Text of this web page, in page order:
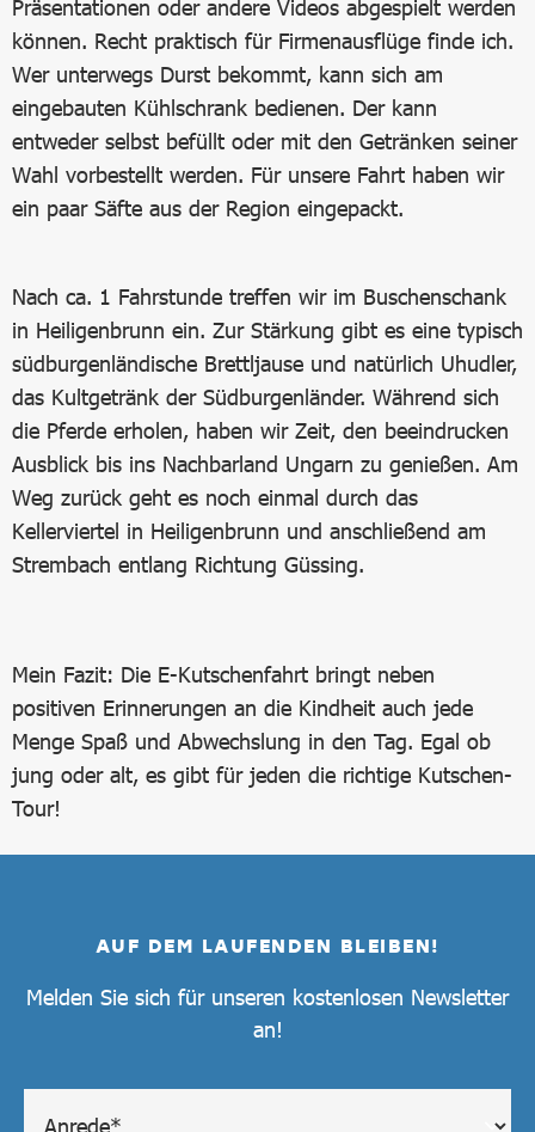
Präsentationen oder andere Videos abgespielt werden
können. Recht praktisch für Firmenausflüge finde ich.
Wer unterwegs Durst bekommt, kann sich am
eingebauten Kühlschrank bedienen. Der kann
entweder selbst befüllt oder mit den Getränken seiner
Wahl vorbestellt werden. Für unsere Fahrt haben wir
ein paar Säfte aus der Region eingepackt.
Nach ca. 1 Fahrstunde treffen wir im Buschenschank
in Heiligenbrunn ein. Zur Stärkung gibt es eine typisch
südburgenländische Brettljause und natürlich Uhudler,
das Kultgetränk der Südburgenländer. Während sich
die Pferde erholen, haben wir Zeit, den beeindrucken
Ausblick bis ins Nachbarland Ungarn zu genießen. Am
Weg zurück geht es noch einmal durch das
Kellerviertel in Heiligenbrunn und anschließend am
Strembach entlang Richtung Güssing.
Mein Fazit: Die E-Kutschenfahrt bringt neben
positiven Erinnerungen an die Kindheit auch jede
Menge Spaß und Abwechslung in den Tag. Egal ob
jung oder alt, es gibt für jeden die richtige Kutschen-
Tour!
AUF DEM LAUFENDEN BLEIBEN!
Melden Sie sich für unseren kostenlosen Newsletter
an!